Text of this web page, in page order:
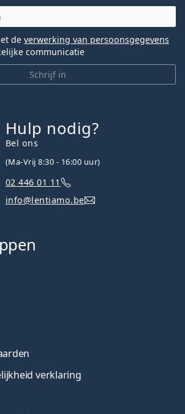
Schrijf in
de verwerking van persoonsgegevens
communicatie
Hulp nodig?
Bel ons
(Ma-Vrij 8:30 - 16:00 uur)
02 446 01 11
info@lentiamo.be
verklaring